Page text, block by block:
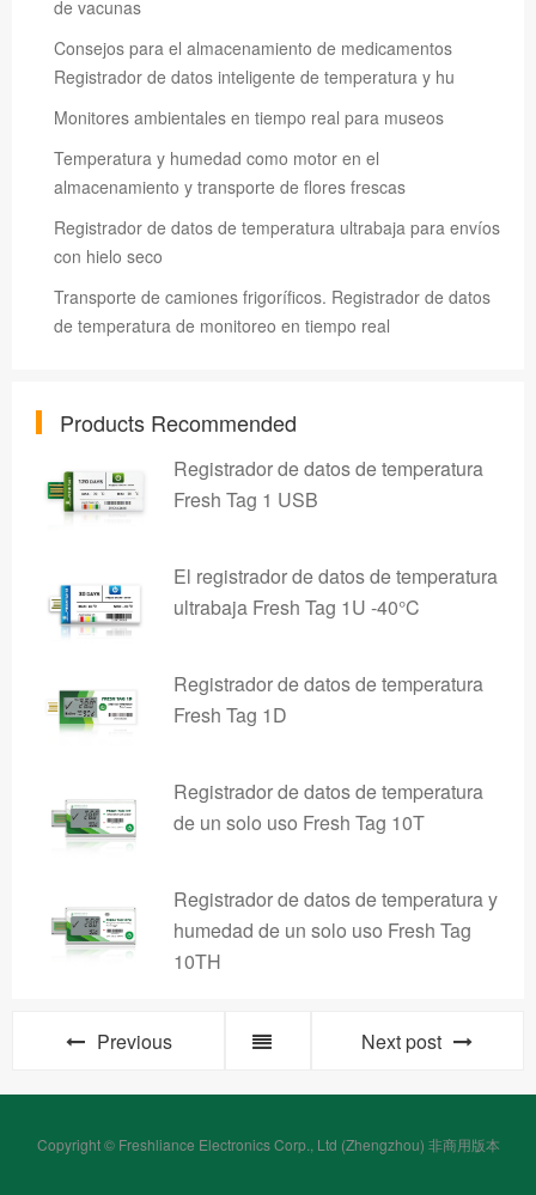
de vacunas
Consejos para el almacenamiento de medicamentos
Registrador de datos inteligente de temperatura y hu
Monitores ambientales en tiempo real para museos
Temperatura y humedad como motor en el
almacenamiento y transporte de flores frescas
Registrador de datos de temperatura ultrabaja para envíos
con hielo seco
Transporte de camiones frigoríficos. Registrador de datos
de temperatura de monitoreo en tiempo real
Products Recommended
Registrador de datos de temperatura
Fresh Tag 1 USB
El registrador de datos de temperatura
ultrabaja Fresh Tag 1U -40°C
Registrador de datos de temperatura
Fresh Tag 1D
Registrador de datos de temperatura
de un solo uso Fresh Tag 10T
Registrador de datos de temperatura y
humedad de un solo uso Fresh Tag
10TH
Previous Next post
Copyright © Freshliance Electronics Corp., Ltd (Zhengzhou) 非商用版本